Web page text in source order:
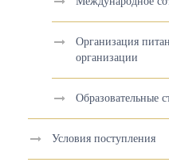
Организация
организации
Образовательные
Условия поступления